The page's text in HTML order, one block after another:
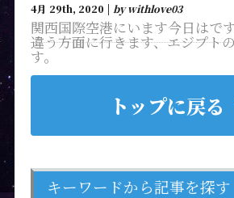
4月 29th, 2020 | by withlove03
関西国際空港にいます今日はで
違う方面に行きます、エジプト
す。
トップに戻る
キーワードから記事を探す